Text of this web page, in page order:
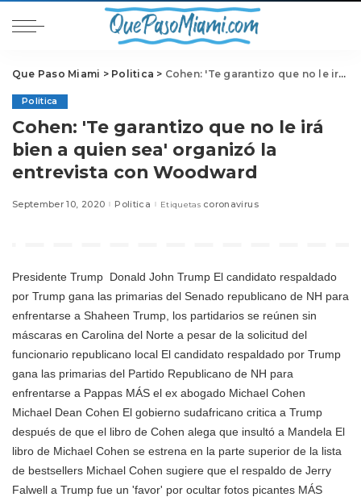
Que Paso Miami > Politica > Cohen: 'Te garantizo que no le irá bien a quien sea' organizó la entrevista con Woodward
Politica
Cohen: 'Te garantizo que no le irá
bien a quien sea' organizó la
entrevista con Woodward
September 10, 2020 Politica Etiquetas coronavirus
Presidente Trump Donald John Trump El candidato respaldado
por Trump gana las primarias del Senado republicano de NH para
enfrentarse a Shaheen Trump, los partidarios se reúnen sin
máscaras en Carolina del Norte a pesar de la solicitud del
funcionario republicano local El candidato respaldado por Trump
gana las primarias del Partido Republicano de NH para
enfrentarse a Pappas MÁS el ex abogado Michael Cohen
Michael Dean Cohen El gobierno sudafricano critica a Trump
después de que el libro de Cohen alega que insultó a Mandela El
libro de Michael Cohen se estrena en la parte superior de la lista
de bestsellers Michael Cohen sugiere que el respaldo de Jerry
Falwell a Trump fue un 'favor' por ocultar fotos picantes MÁS